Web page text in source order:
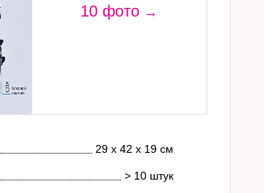
10 фото
29 х 42 х 19 см
> 10 штук